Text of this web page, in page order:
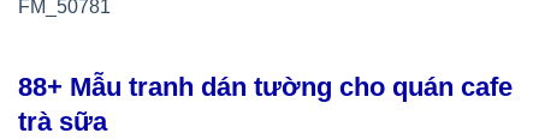
88+ Mẫu tranh dán tường cho quán cafe
trà sữa